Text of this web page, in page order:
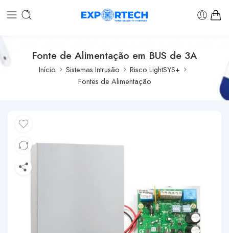
Fonte de Alimentação em BUS de 3A
Início Sistemas Intrusão
Risco LightSYS+
Fontes de Alimentação